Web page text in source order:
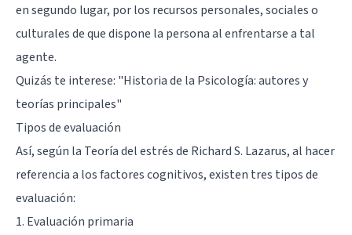
en segundo lugar, por los recursos personales, sociales o
culturales de que dispone la persona al enfrentarse a tal
agente.
Quizás te interese: "Historia de la Psicología: autores y
teorías principales"
Tipos de evaluación
Así, según la Teoría del estrés de Richard S. Lazarus, al hacer
referencia a los factores cognitivos, existen tres tipos de
evaluación:
1. Evaluación primaria